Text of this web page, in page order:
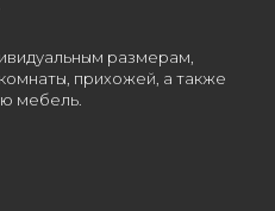
размерам,
прихожей, а также
мебель.